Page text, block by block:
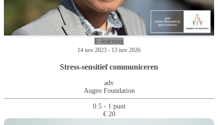
E-learning
14 nov 2023 - 13 nov 2026
Stress-sensitief communiceren
adv
Augeo Foundation
0.5 - 1 punt
€ 20